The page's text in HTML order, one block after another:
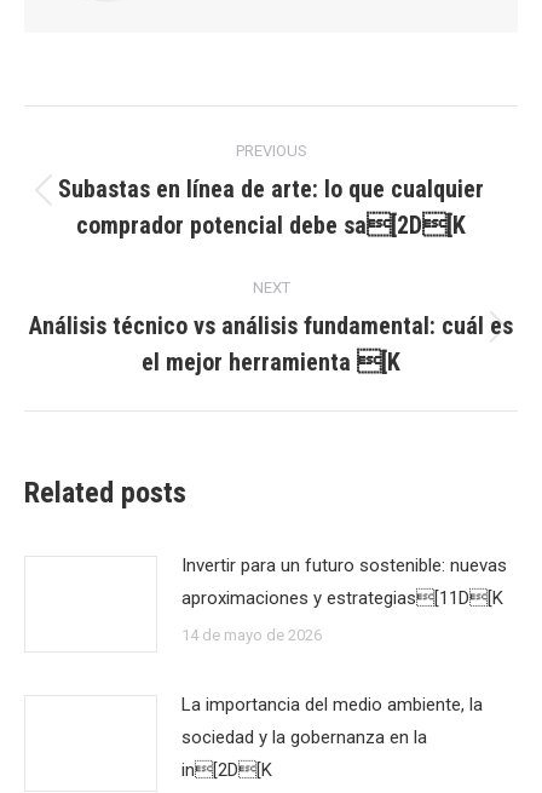
navigation
PREVIOUS
post:
Subastas en línea de arte: lo que cualquier
comprador potencial debe sa[2D[K
NEXT
post:
Análisis técnico vs análisis fundamental: cuál es
el mejor herramienta [K
Related posts
Invertir para un futuro sostenible: nuevas
aproximaciones y estrategias[11D[K
14 de mayo de 2026
La importancia del medio ambiente, la
sociedad y la gobernanza en la
in[2D[K